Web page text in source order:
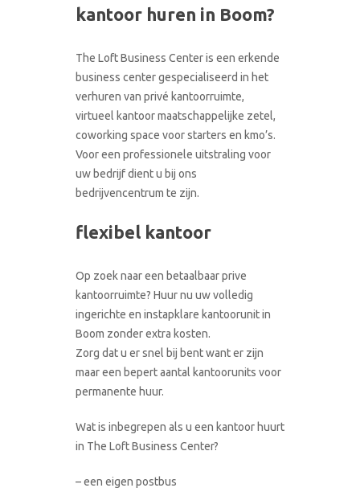
CONTACT
kantoor huren in Boom?
The Loft Business Center is een erkende
business center gespecialiseerd in het
verhuren van privé kantoorruimte,
virtueel kantoor maatschappelijke zetel,
coworking space voor starters en kmo’s.
Voor een professionele uitstraling voor
uw bedrijf dient u bij ons
bedrijvencentrum te zijn.
flexibel kantoor
Op zoek naar een betaalbaar prive
kantoorruimte? Huur nu uw volledig
ingerichte en instapklare kantoorunit in
Boom zonder extra kosten.
Zorg dat u er snel bij bent want er zijn
maar een bepert aantal kantoorunits voor
permanente huur.
Wat is inbegrepen als u een kantoor huurt
in The Loft Business Center?
– een eigen postbus